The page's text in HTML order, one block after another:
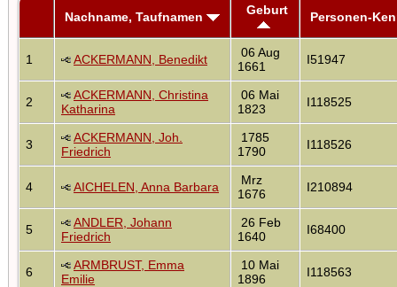
Nachname, Taufnamen Geburt Personen-
1 ACKERMANN, Benedikt
06 Aug
1661
I51947
2
ACKERMANN, Christina
Katharina
06 Mai
1823
I118525
3
ACKERMANN, Joh.
Friedrich
1785
1790
I118526
4 AICHELEN, Anna Barbara
Mrz
1676
I210894
5
ANDLER, Johann
Friedrich
26 Feb
1640
I68400
6
ARMBRUST, Emma
Emilie
10 Mai
1896
I118563